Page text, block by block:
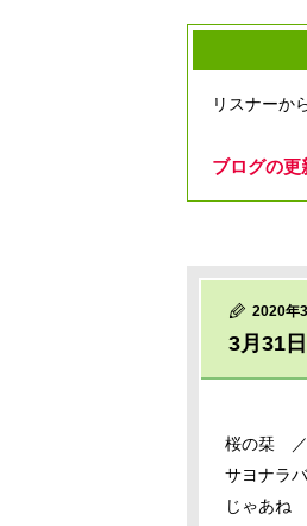
リスナーか
ブログの更
2020年
3月31
桜の栞
サヨナラ
じゃあね